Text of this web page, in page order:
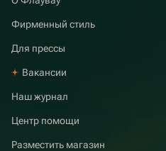
Фирменный стиль
Для прессы
Вакансии
Наш журнал
Центр помощи
Разместить магазин